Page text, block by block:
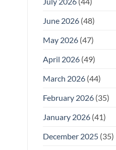
June 2026(48)
May 2026(47)
April 2026(49)
March 2026(44)
February 2026(35)
January 2026(41)
December 2025(35)